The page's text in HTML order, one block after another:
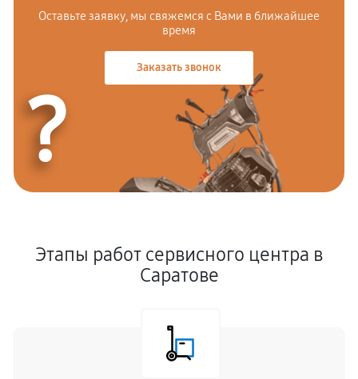
Оставьте заявку, мы свяжемся с Вами в ближайшее
время
Заказать звонок
?
Этапы работ сервисного центра в
Саратове